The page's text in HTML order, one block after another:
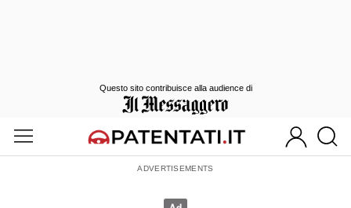
Questo sito contribuisce alla audience di